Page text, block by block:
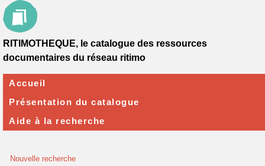
Nouvelle recherche
RITIMOTHEQUE, le catalogue des ressources
documentaires du réseau ritimo
Accueil
Présentation du catalogue
Aide à la recherche